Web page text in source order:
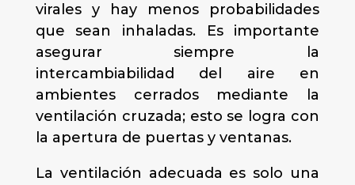
virales y hay menos probabilidades
que sean inhaladas. Es importante
asegurar siempre la
intercambiabilidad del aire en
ambientes cerrados mediante la
ventilación cruzada; esto se logra con
la apertura de puertas y ventanas.
La ventilación adecuada es solo una